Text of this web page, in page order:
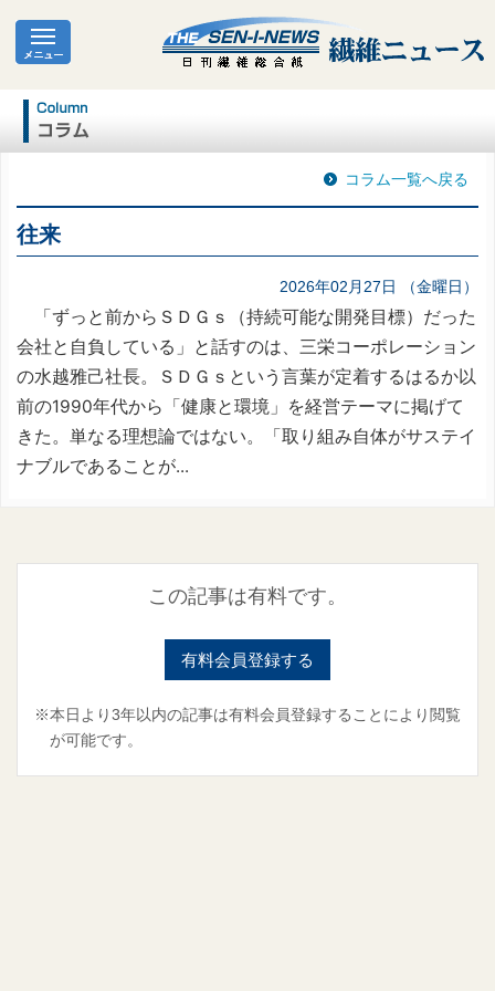
コラム一覧へ戻る
往来
2026年02月27日 （金曜日）
「ずっと前からＳＤＧｓ（持続可能な開発目標）だった
会社と自負している」と話すのは、三栄コーポレーション
の水越雅己社長。ＳＤＧｓという言葉が定着するはるか以
前の1990年代から「健康と環境」を経営テーマに掲げて
きた。単なる理想論ではない。「取り組み自体がサステイ
ナブルであることが...
この記事は有料です。
有料会員登録する
※本日より3年以内の記事は有料会員登録することにより閲覧
が可能です。